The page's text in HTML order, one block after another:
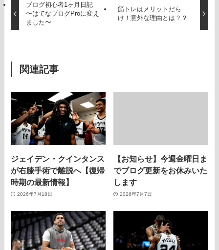
ブログ初心者1ヶ月日記
〜はてなブログProに変え
ました〜
筋トレはメリットだら
け！意外な理由とは？？
関連記事
ジェイデン・クインタンス
が右膝手術で離脱へ【復帰
時期の最新情報】
2026年7月18日
【お知らせ】今週金曜日ま
でブログ更新をお休みいた
します
2026年7月7日